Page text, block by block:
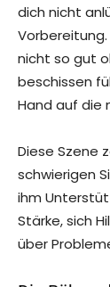
dich nicht
Vorbereitung.
nicht so gut
beschissen
Hand auf die
Diese Szene
schwierigen
ihm
Stärke, sich
über